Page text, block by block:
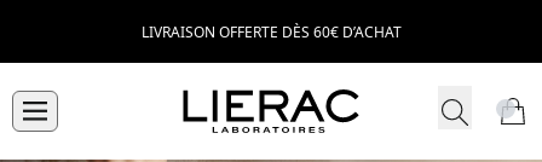
LIVRAISON OFFERTE DÈS 60€ D’ACHAT